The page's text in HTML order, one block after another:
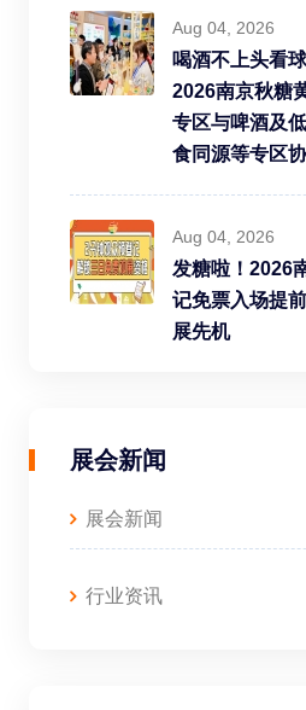
Aug 04, 2026
喝酒不上头看
2026南京秋糖
专区与啤酒及
食同源等专区
Aug 04, 2026
发糖啦！2026
记免票入场提
展先机
展会新闻
展会新闻
行业资讯